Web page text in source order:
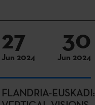
27
Jun 2024
30
Jun 2024
FLANDRIA-EUSKADI: